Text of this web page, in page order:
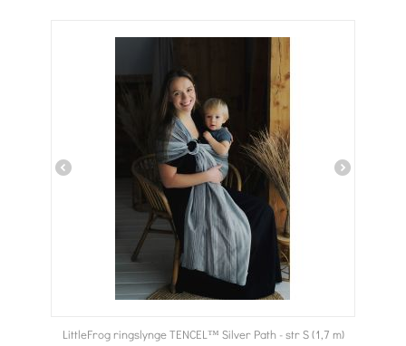
LittleFrog ringslynge TENCEL™ Silver Path - str S (1,7 m)